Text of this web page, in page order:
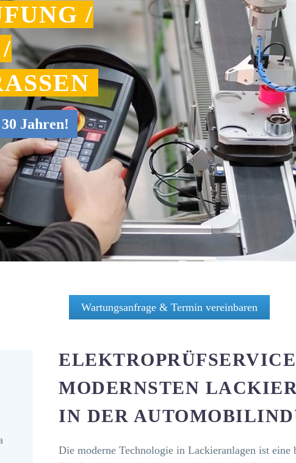
/
Jahren!
Wartungsanfrage & Termin vereinbaren
MODERNSTEN
N DER
Die moderne Technologie in Lackieranlagen ist eine